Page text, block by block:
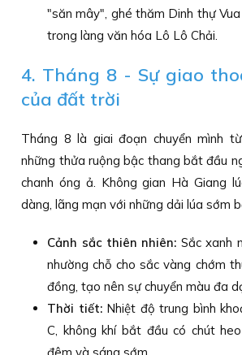
"săn mây", ghé thăm Dinh thự
trong làng văn hóa Lô Lô Chải.
4. Tháng 8 - Sự giao
của đất trời
Tháng 8 là giai đoạn chuyển mình
những thửa ruộng bậc thang bắt đầu
chanh óng ả. Không gian Hà Giang
dàng, lãng mạn với những dải lúa sớm
Cảnh sắc thiên nhiên: Sắc xanh
nhường chỗ cho sắc vàng chớm
đồng, tạo nên sự chuyển màu đa
Thời tiết:Nhiệt độ trung bình
C, không khí bắt đầu có chút